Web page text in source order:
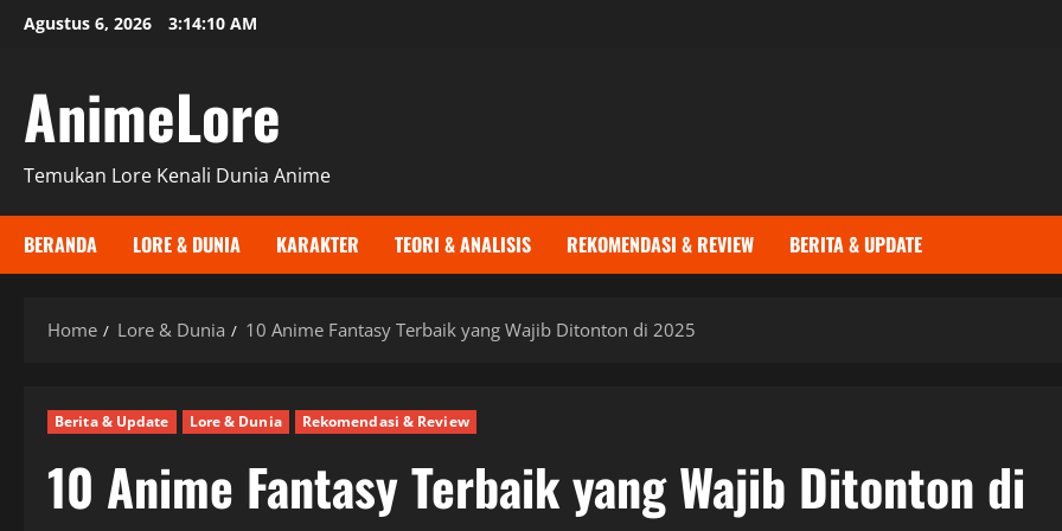
SkipAgustus 6, 2026 3:14:11 AM
AnimeLore
Temukan Lore Kenali Dunia Anime
BERANDA LORE & DUNIA KARAKTER TEORI & ANALISIS REKOMENDASI & REVIEW BERITA & UPDATE
Home Lore & Dunia 10 Anime Fantasy Terbaik yang Wajib Ditonton di 2025
Berita & Update Lore & Dunia Rekomendasi & Review
10 Anime Fantasy Terbaik yang Wajib Ditonton di